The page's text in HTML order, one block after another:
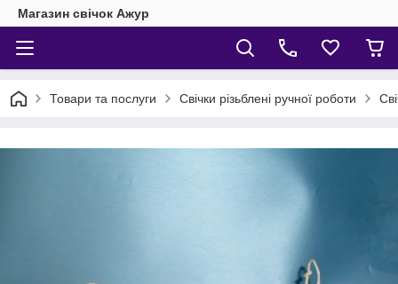
Магазин свічок Ажур
Товари та послуги Свічки різьблені ручної роботи